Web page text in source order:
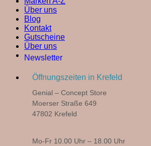
Über uns
Blog
Kontakt
Gutscheine
Über uns
Newsletter
Öffnungszeiten in Krefeld
Genial – Concept Store
Moerser Straße 649
47802 Krefeld
Mo-Fr 10.00 Uhr – 18.00 Uhr